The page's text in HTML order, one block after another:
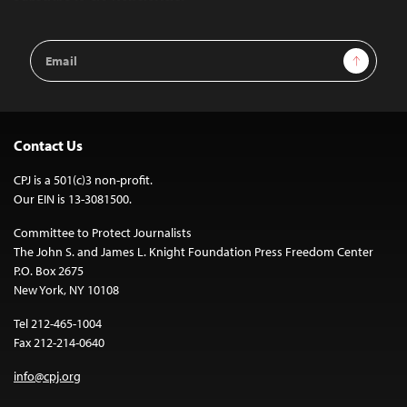
Email
Address
Sign Up
Contact Us
CPJ is a 501(c)3 non-profit.
Our EIN is 13-3081500.
Committee to Protect Journalists
The John S. and James L. Knight Foundation Press Freedom Center
P.O. Box 2675
New York, NY 10108
Tel 212-465-1004
Fax 212-214-0640
info@cpj.org